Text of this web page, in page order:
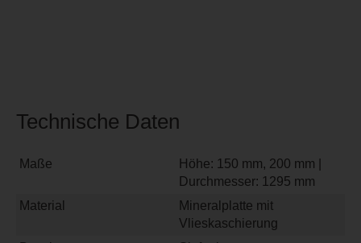
Technische Daten
Maße
Höhe: 150 mm, 200 mm |
Durchmesser: 1295 mm
Material
Mineralplatte mit
Vlieskaschierung